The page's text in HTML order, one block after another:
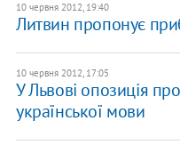
10 червня 2012, 19:40
Литвин пропонує
10 червня 2012, 17:05
У Львові опозиція
української мови